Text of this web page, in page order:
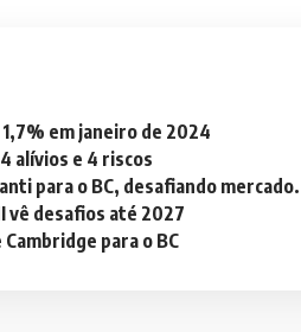
em janeiro de 2024
alívios e 4 riscos
para o BC, desafiando mercado.
vê desafios até 2027
para o BC